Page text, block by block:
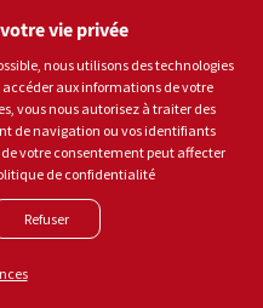
vie privée
nous utilisons des technologies
aux informations de votre
vous nous autorisez à traiter des
de navigation ou vos identifiants
votre consentement peut affecter
de confidentialité
Refuser